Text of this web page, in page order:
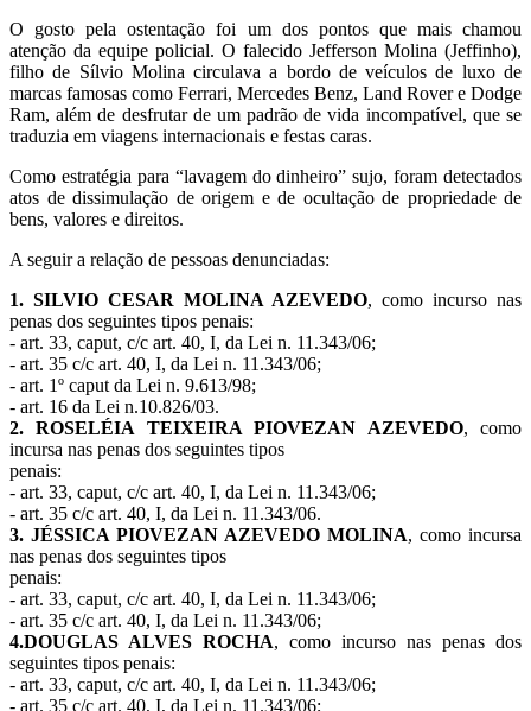
O gosto pela ostentação foi um dos pontos que mais chamou
atenção da equipe policial. O falecido Jefferson Molina (Jeffinho),
filho de Sílvio Molina circulava a bordo de veículos de luxo de
marcas famosas como Ferrari, Mercedes Benz, Land Rover e Dodge
Ram, além de desfrutar de um padrão de vida incompatível, que se
traduzia em viagens internacionais e festas caras.
Como estratégia para “lavagem do dinheiro” sujo, foram detectados
atos de dissimulação de origem e de ocultação de propriedade de
bens, valores e direitos.
A seguir a relação de pessoas denunciadas:
1. SILVIO CESAR MOLINA AZEVEDO, como incurso nas
penas dos seguintes tipos penais:
- art. 33, caput, c/c art. 40, I, da Lei n. 11.343/06;
- art. 35 c/c art. 40, I, da Lei n. 11.343/06;
- art. 1º caput da Lei n. 9.613/98;
- art. 16 da Lei n.10.826/03.
2. ROSELÉIA TEIXEIRA PIOVEZAN AZEVEDO, como
incursa nas penas dos seguintes tipos
penais:
- art. 33, caput, c/c art. 40, I, da Lei n. 11.343/06;
- art. 35 c/c art. 40, I, da Lei n. 11.343/06.
3. JÉSSICA PIOVEZAN AZEVEDO MOLINA, como incursa
nas penas dos seguintes tipos
penais:
- art. 33, caput, c/c art. 40, I, da Lei n. 11.343/06;
- art. 35 c/c art. 40, I, da Lei n. 11.343/06;
4.DOUGLAS ALVES ROCHA, como incurso nas penas dos
seguintes tipos penais:
- art. 33, caput, c/c art. 40, I, da Lei n. 11.343/06;
- art. 35 c/c art. 40, I, da Lei n. 11.343/06;